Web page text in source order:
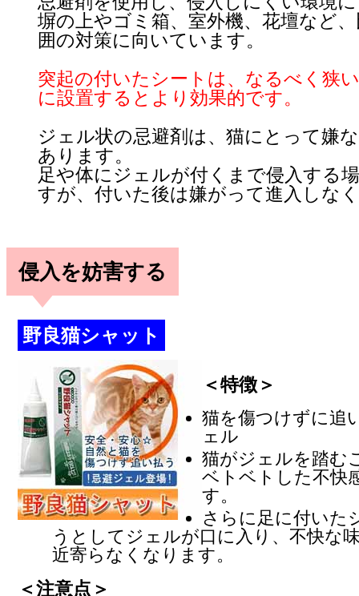
塀の上やゴミ箱、室外機、花壇など
囲の対策に向いています。
突起の付いたシートは、なるべく狭
に設置するとより効果的です。
ジェル状の忌避剤は、猫にとって嫌
あります。
足や体にジェルが付くまで侵入する
すが、付いた後は嫌がって進入しな
侵入を妨害する
野良猫シャット
＜特徴＞
猫を傷つけずに追
ェル
猫がジェルを踏む
ベトベトした不快
す。
さらに足に付いた
うとしてジェルが口に入り、不快な
近寄らなくなります。
＜注意点＞